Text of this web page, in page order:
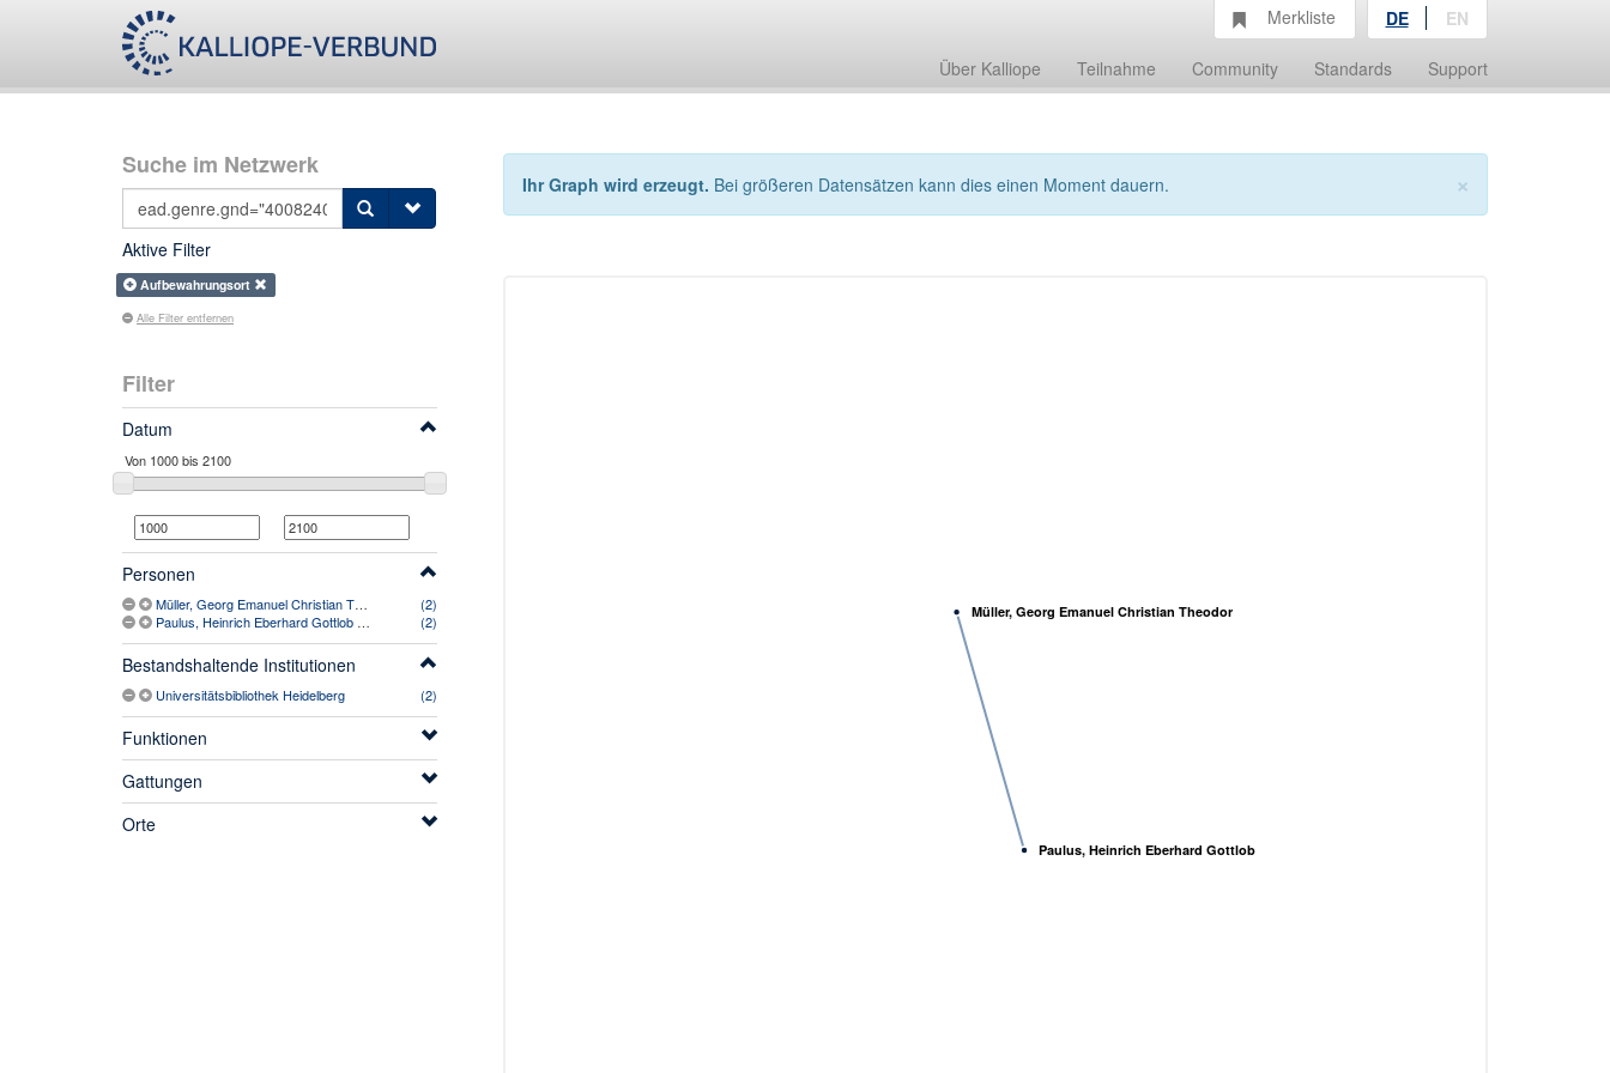
Über Kalliope Teilnahme Community Standards Support
Merkliste DE EN
Suche im Netzwerk
Aktive Filter
Aufbewahrungsort
Alle Filter entfernen
Filter
Datum
Personen
Müller, Georg Emanuel Christian Theodor (1766-1836)
(2)
Paulus, Heinrich Eberhard Gottlob (1761-1851)
(2)
Bestandshaltende Institutionen
Universitätsbibliothek Heidelberg (2)
Funktionen
Gattungen
Orte
×
Ihr Graph wird erzeugt. Bei größeren Datensätzen kann dies einen Moment dauern.
Müller, Georg Emanuel Christian Theodor
Paulus, Heinrich Eberhard Gottlob